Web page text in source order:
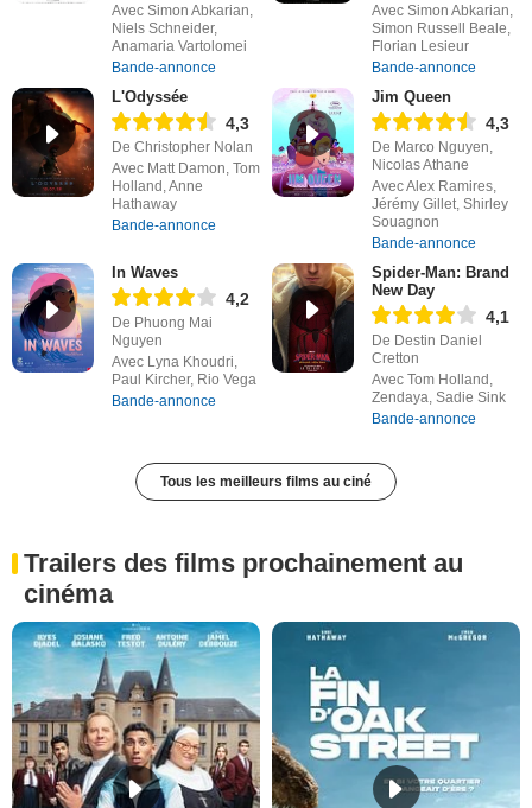
Avec Simon Abkarian,
Niels Schneider,
Anamaria Vartolomei
Bande-annonce
Avec Simon Abkarian,
Simon Russell Beale,
Florian Lesieur
Bande-annonce
L'Odyssée
4,3
De Christopher Nolan
Avec Matt Damon, Tom
Holland, Anne
Hathaway
Bande-annonce
Jim Queen
4,3
De Marco Nguyen,
Nicolas Athane
Avec Alex Ramires,
Jérémy Gillet, Shirley
Souagnon
Bande-annonce
In Waves
4,2
De Phuong Mai
Nguyen
Avec Lyna Khoudri,
Paul Kircher, Rio Vega
Bande-annonce
Spider-Man: Brand
New Day
4,1
De Destin Daniel
Cretton
Avec Tom Holland,
Zendaya, Sadie Sink
Bande-annonce
Tous les meilleurs films au ciné
Trailers des films prochainement au
cinéma